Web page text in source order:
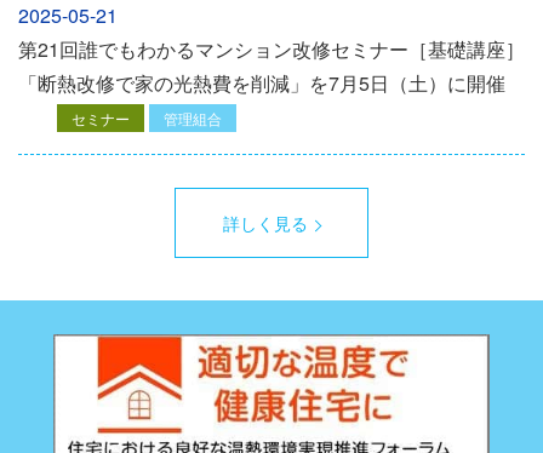
2025-05-21
第21回誰でもわかるマンション改修セミナー［基礎講座］
「断熱改修で家の光熱費を削減」を7月5日（土）に開催
セミナー 管理組合
詳しく見る